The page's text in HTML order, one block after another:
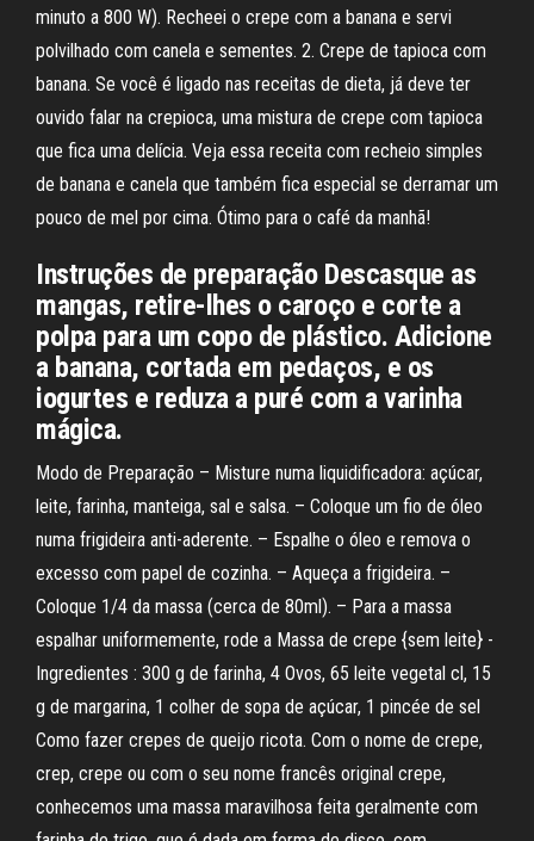
minuto a 800 W). Recheei o crepe com a banana e servi
polvilhado com canela e sementes. 2. Crepe de tapioca com
banana. Se você é ligado nas receitas de dieta, já deve ter
ouvido falar na crepioca, uma mistura de crepe com tapioca
que fica uma delícia. Veja essa receita com recheio simples
de banana e canela que também fica especial se derramar um
pouco de mel por cima. Ótimo para o café da manhã!
Instruções de preparação Descasque as
mangas, retire-lhes o caroço e corte a
polpa para um copo de plástico. Adicione
a banana, cortada em pedaços, e os
iogurtes e reduza a puré com a varinha
mágica.
Modo de Preparação – Misture numa liquidificadora: açúcar,
leite, farinha, manteiga, sal e salsa. – Coloque um fio de óleo
numa frigideira anti-aderente. – Espalhe o óleo e remova o
excesso com papel de cozinha. – Aqueça a frigideira. –
Coloque 1/4 da massa (cerca de 80ml). – Para a massa
espalhar uniformemente, rode a Massa de crepe {sem leite} -
Ingredientes : 300 g de farinha, 4 Ovos, 65 leite vegetal cl, 15
g de margarina, 1 colher de sopa de açúcar, 1 pincée de sel
Como fazer crepes de queijo ricota. Com o nome de crepe,
crep, crepe ou com o seu nome francês original crepe,
conhecemos uma massa maravilhosa feita geralmente com